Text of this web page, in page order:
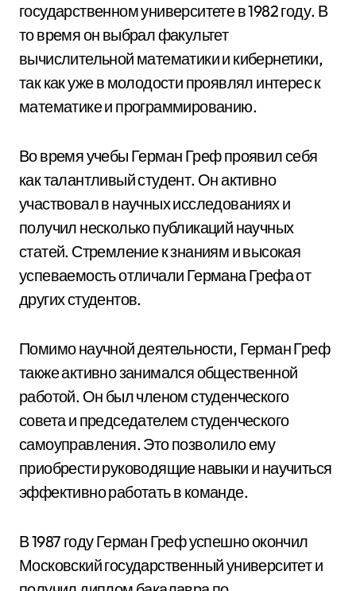
государственном университете в 1982 году. В
то время он выбрал факультет
вычислительной математики и кибернетики,
так как уже в молодости проявлял интерес к
математике и программированию.
Во время учебы Герман Греф проявил себя
как талантливый студент. Он активно
участвовал в научных исследованиях и
получил несколько публикаций научных
статей. Стремление к знаниям и высокая
успеваемость отличали Германа Грефа от
других студентов.
Помимо научной деятельности, Герман Греф
также активно занимался общественной
работой. Он был членом студенческого
совета и председателем студенческого
самоуправления. Это позволило ему
приобрести руководящие навыки и научиться
эффективно работать в команде.
В 1987 году Герман Греф успешно окончил
Московский государственный университет и